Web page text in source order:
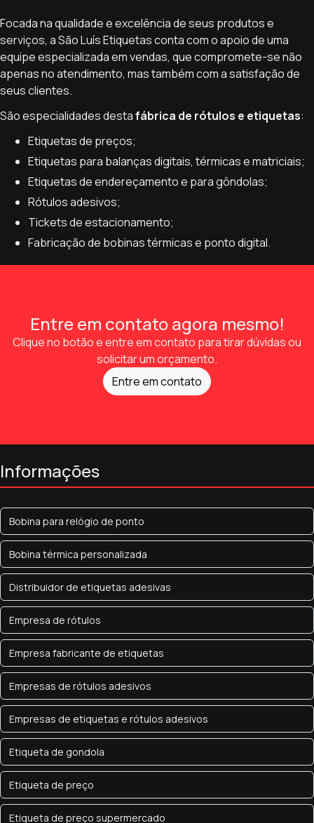
Focada na qualidade e excelência de seus produtos e
serviços, a São Luís Etiquetas conta com o apoio de uma
equipe especializada em vendas, que compromete-se não
apenas no atendimento, mas também com a satisfação de
seus clientes.
São especialidades destafábrica de rótulos e etiquetas:
Etiquetas de preços;
Etiquetas para balanças digitais, térmicas e matriciais;
Etiquetas de endereçamento e para gôndolas;
Rótulos adesivos;
Tickets de estacionamento;
Fabricação de bobinas térmicas e ponto digital.
Entre em contato agora mesmo!
Clique no botão e entre em contato para tirar dúvidas ou
solicitar um orçamento.
Entre em contato
Informações
Bobina para relógio de ponto
Bobina térmica personalizada
Distribuidor de etiquetas adesivas
Empresa de rótulos
Empresa fabricante de etiquetas
Empresas de rótulos adesivos
Empresas de etiquetas e rótulos adesivos
Etiqueta de gondola
Etiqueta de preço
Etiqueta de preço supermercado